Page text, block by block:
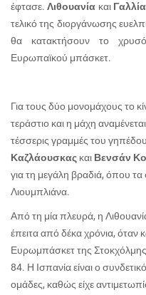
έφτασε.Λιθουανία και Γαλλία
τελικό της διοργάνωσης
θα κατακτήσουν το
Ευρωπαϊκού μπάσκετ.
Για τους δύο μονομάχους το
τεράστιο και η μάχη
τέσσερις γραμμές του
Καζλάουσκας και Βενσάν
για τη μεγάλη βραδιά, όπου
Λιουμπλιάνα.
Από τη μία πλευρά, η
έπειτα από δέκα χρόνια, όταν
Ευρωμπάσκετ της
84. Η Ισπανία είναι ο
ομάδες, καθώς είχε